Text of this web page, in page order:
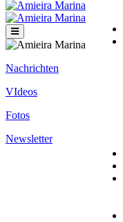
Nachrichten
VIdeos
Fotos
Newsletter